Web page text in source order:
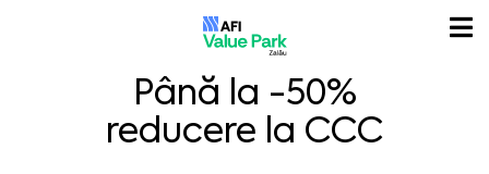
Până la -50%
reducere la CCC